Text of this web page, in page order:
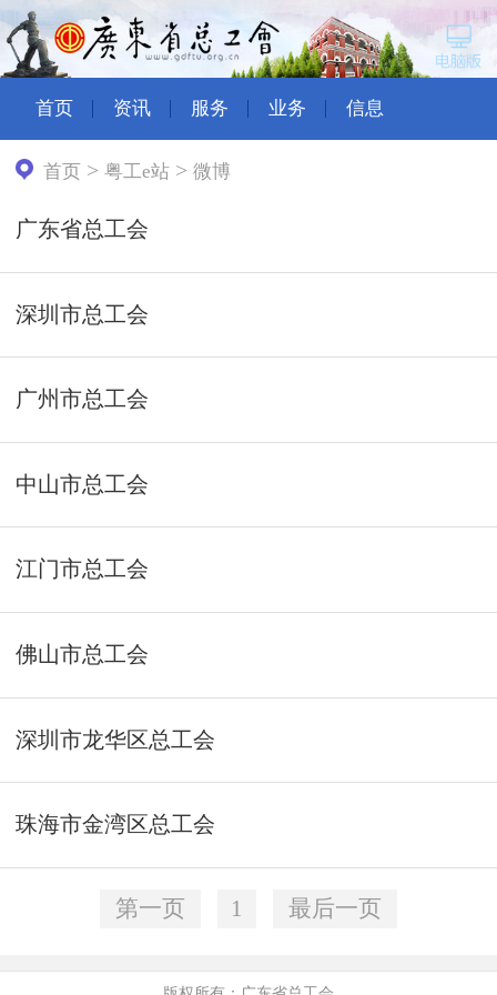
首页 资讯 服务 业务 信息
首页 >粤工e站 >微博
广东省总工会
深圳市总工会
广州市总工会
中山市总工会
江门市总工会
佛山市总工会
深圳市龙华区总工会
珠海市金湾区总工会
第一页 1 最后一页